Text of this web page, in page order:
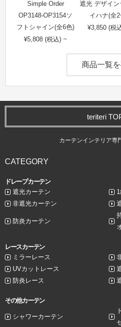
Simple Order
OP3148-OP3154ソ
フトシャイン(全6色)
¥5,808 (税込) ~
遮光 デザイン
イハナ(全
¥3,850 (税
商品一覧
teriteri
カーテンインテリア専
CATEGORY
ドレープカーテン
遮光カーテン
非遮光カーテン
防炎カーテン
レースカーテン
ミラーレース
UVカットレース
防炎レース
その他カーテン
シャワーカーテン